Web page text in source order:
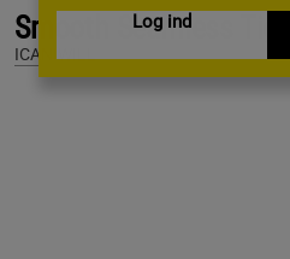
Log ind
Smooth Seamless
ICANIWILL